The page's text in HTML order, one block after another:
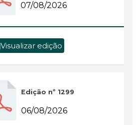
07/08/2026
Visualizar edição
Edição nº 1299
06/08/2026